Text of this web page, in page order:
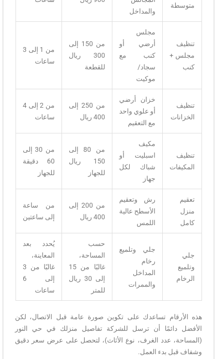
متوسطة
والمداخل
تنظيف
مجلس +
كنب
مجلس
أرضي أو
كنب مع
سجاد/
موكيت
من 150 إلى
300 ريال
للقطعة
من 1 إلى 3
ساعات
تنظيف
الخزانات
خزان أرضي
أو علوي واحد
مع التعقيم
من 250 إلى
400 ريال
من 2 إلى 4
ساعات
تنظيف
المكيفات
مكيف
اسبليت أو
شباك لكل
جهاز
من 80 إلى
150 ريال
للجهاز
من 30 إلى
60 دقيقة
للجهاز
تعقيم
منزل
كامل
رش وتعقيم
الأسطح عالية
اللمس
من 200 إلى
400 ريال
من ساعة
إلى ساعتين
جلي
وتلميع
الرخام
جلي وتلميع
رخام
المداخل
والممرات
حسب
المساحة،
غالبًا من 15
إلى 30 ريال
للمتر
يُحدد بعد
المعاينة،
غالبًا من 3
إلى 6
ساعات
هذه الأرقام تساعدك على تكوين صورة عامة قبل الاتصال، لكن
الأفضل دائمًا أن ترسل للشركة تفاصيل منزلك في حي النور
(المساحة، عدد الغرف، نوع الأثاث)، لتحصل على عرض سعر دقيق
وشفاف قبل بدء العمل.